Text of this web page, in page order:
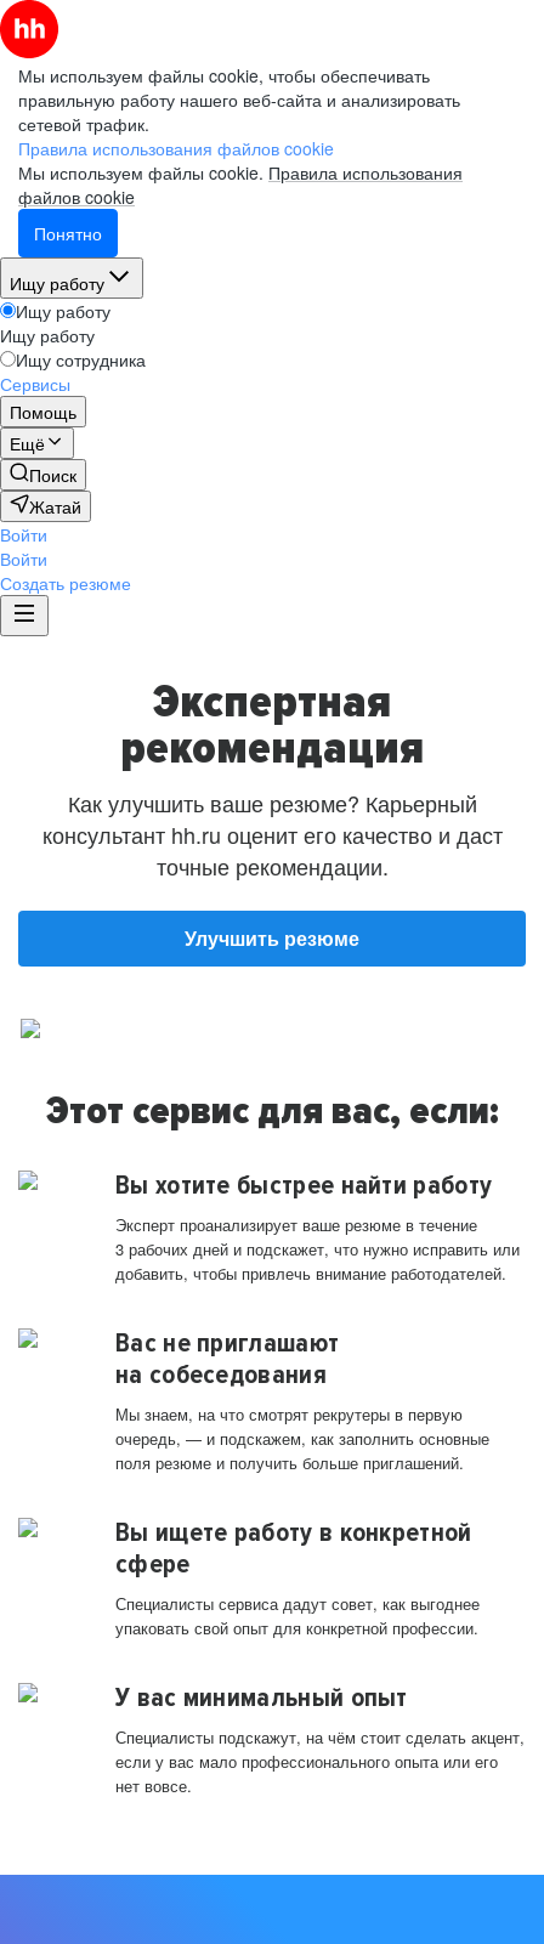
Мы используем файлы cookie, чтобы обеспечивать
правильную работу нашего веб-сайта и анализировать
сетевой трафик.
Правила использования файлов cookie
Мы используем файлы cookie. Правила использования
файлов cookie
Понятно
Ищу работу
Ищу работу
Ищу работу
Ищу сотрудника
Сервисы
Помощь
Ещё
Поиск
Жатай
Войти
Войти
Создать резюме
Экспертная
рекомендация
Как улучшить ваше резюме? Карьерный
консультант hh.ru оценит его качество и даст
точные рекомендации.
Улучшить резюме
Этот сервис для вас, если:
Вы хотите быстрее найти работу
Эксперт проанализирует ваше резюме в течение
3 рабочих дней и подскажет, что нужно исправить или
добавить, чтобы привлечь внимание работодателей.
Вас не приглашают
на собеседования
Мы знаем, на что смотрят рекрутеры в первую
очередь, — и подскажем, как заполнить основные
поля резюме и получить больше приглашений.
Вы ищете работу в конкретной
сфере
Специалисты сервиса дадут совет, как выгоднее
упаковать свой опыт для конкретной профессии.
У вас минимальный опыт
Специалисты подскажут, на чём стоит сделать акцент,
если у вас мало профессионального опыта или его
нет вовсе.